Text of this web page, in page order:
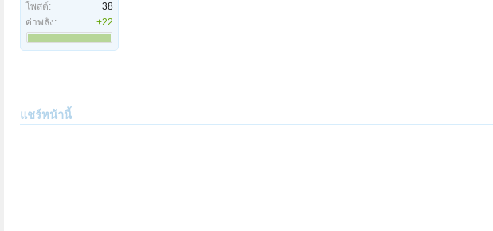
โพสต์:
38
ค่าพลัง:
+22
แชร์หน้านี้